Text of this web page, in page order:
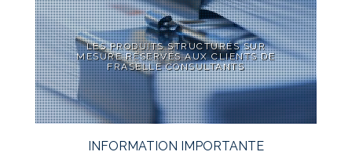
LES PRODUITS STRUCTURÉS SUR
MESURE RÉSERVÉS AUX CLIENTS DE
FRASELLE CONSULTANTS
INFORMATION IMPORTANTE